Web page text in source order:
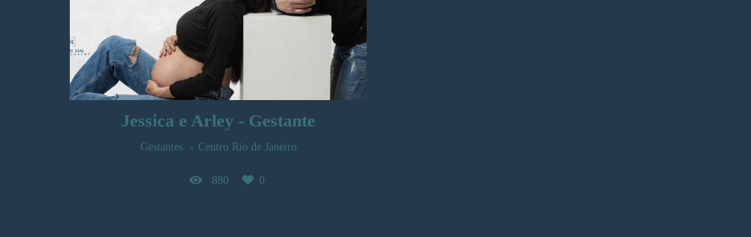
Jessica e Arley - Gestante
Gestantes Centro Rio de Janeiro
880 0